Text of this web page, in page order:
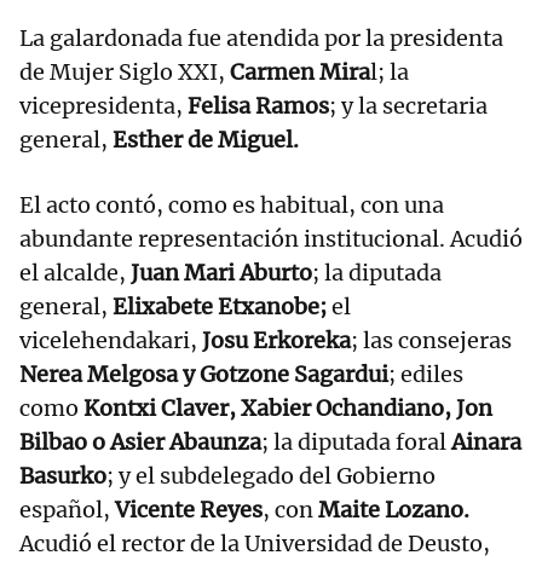
La galardonada fue atendida por la presidenta
de Mujer Siglo XXI, Carmen Miral; la
vicepresidenta, Felisa Ramos; y la secretaria
general, Esther de Miguel.
El acto contó, como es habitual, con una
abundante representación institucional. Acudió
el alcalde, Juan Mari Aburto; la diputada
general, Elixabete Etxanobe;el
vicelehendakari, Josu Erkoreka; las consejeras
Nerea Melgosa y Gotzone Sagardui; ediles
como Kontxi Claver, Xabier Ochandiano, Jon
Bilbao o Asier Abaunza; la diputada foralAinara
Basurko; y el subdelegado del Gobierno
español,Vicente Reyes, conMaite Lozano.
Acudió el rector de la Universidad de Deusto,